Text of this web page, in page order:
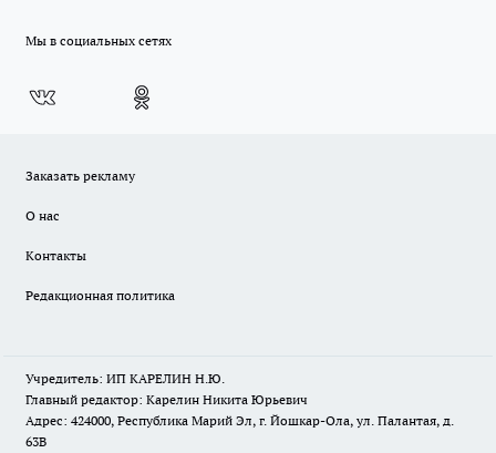
Мы в социальных сетях
Заказать рекламу
О нас
Контакты
Редакционная политика
Учредитель: ИП КАРЕЛИН Н.Ю.
Главный редактор: Карелин Никита Юрьевич
Адрес: 424000, Республика Марий Эл, г. Йошкар-Ола, ул. Палантая, д.
63В